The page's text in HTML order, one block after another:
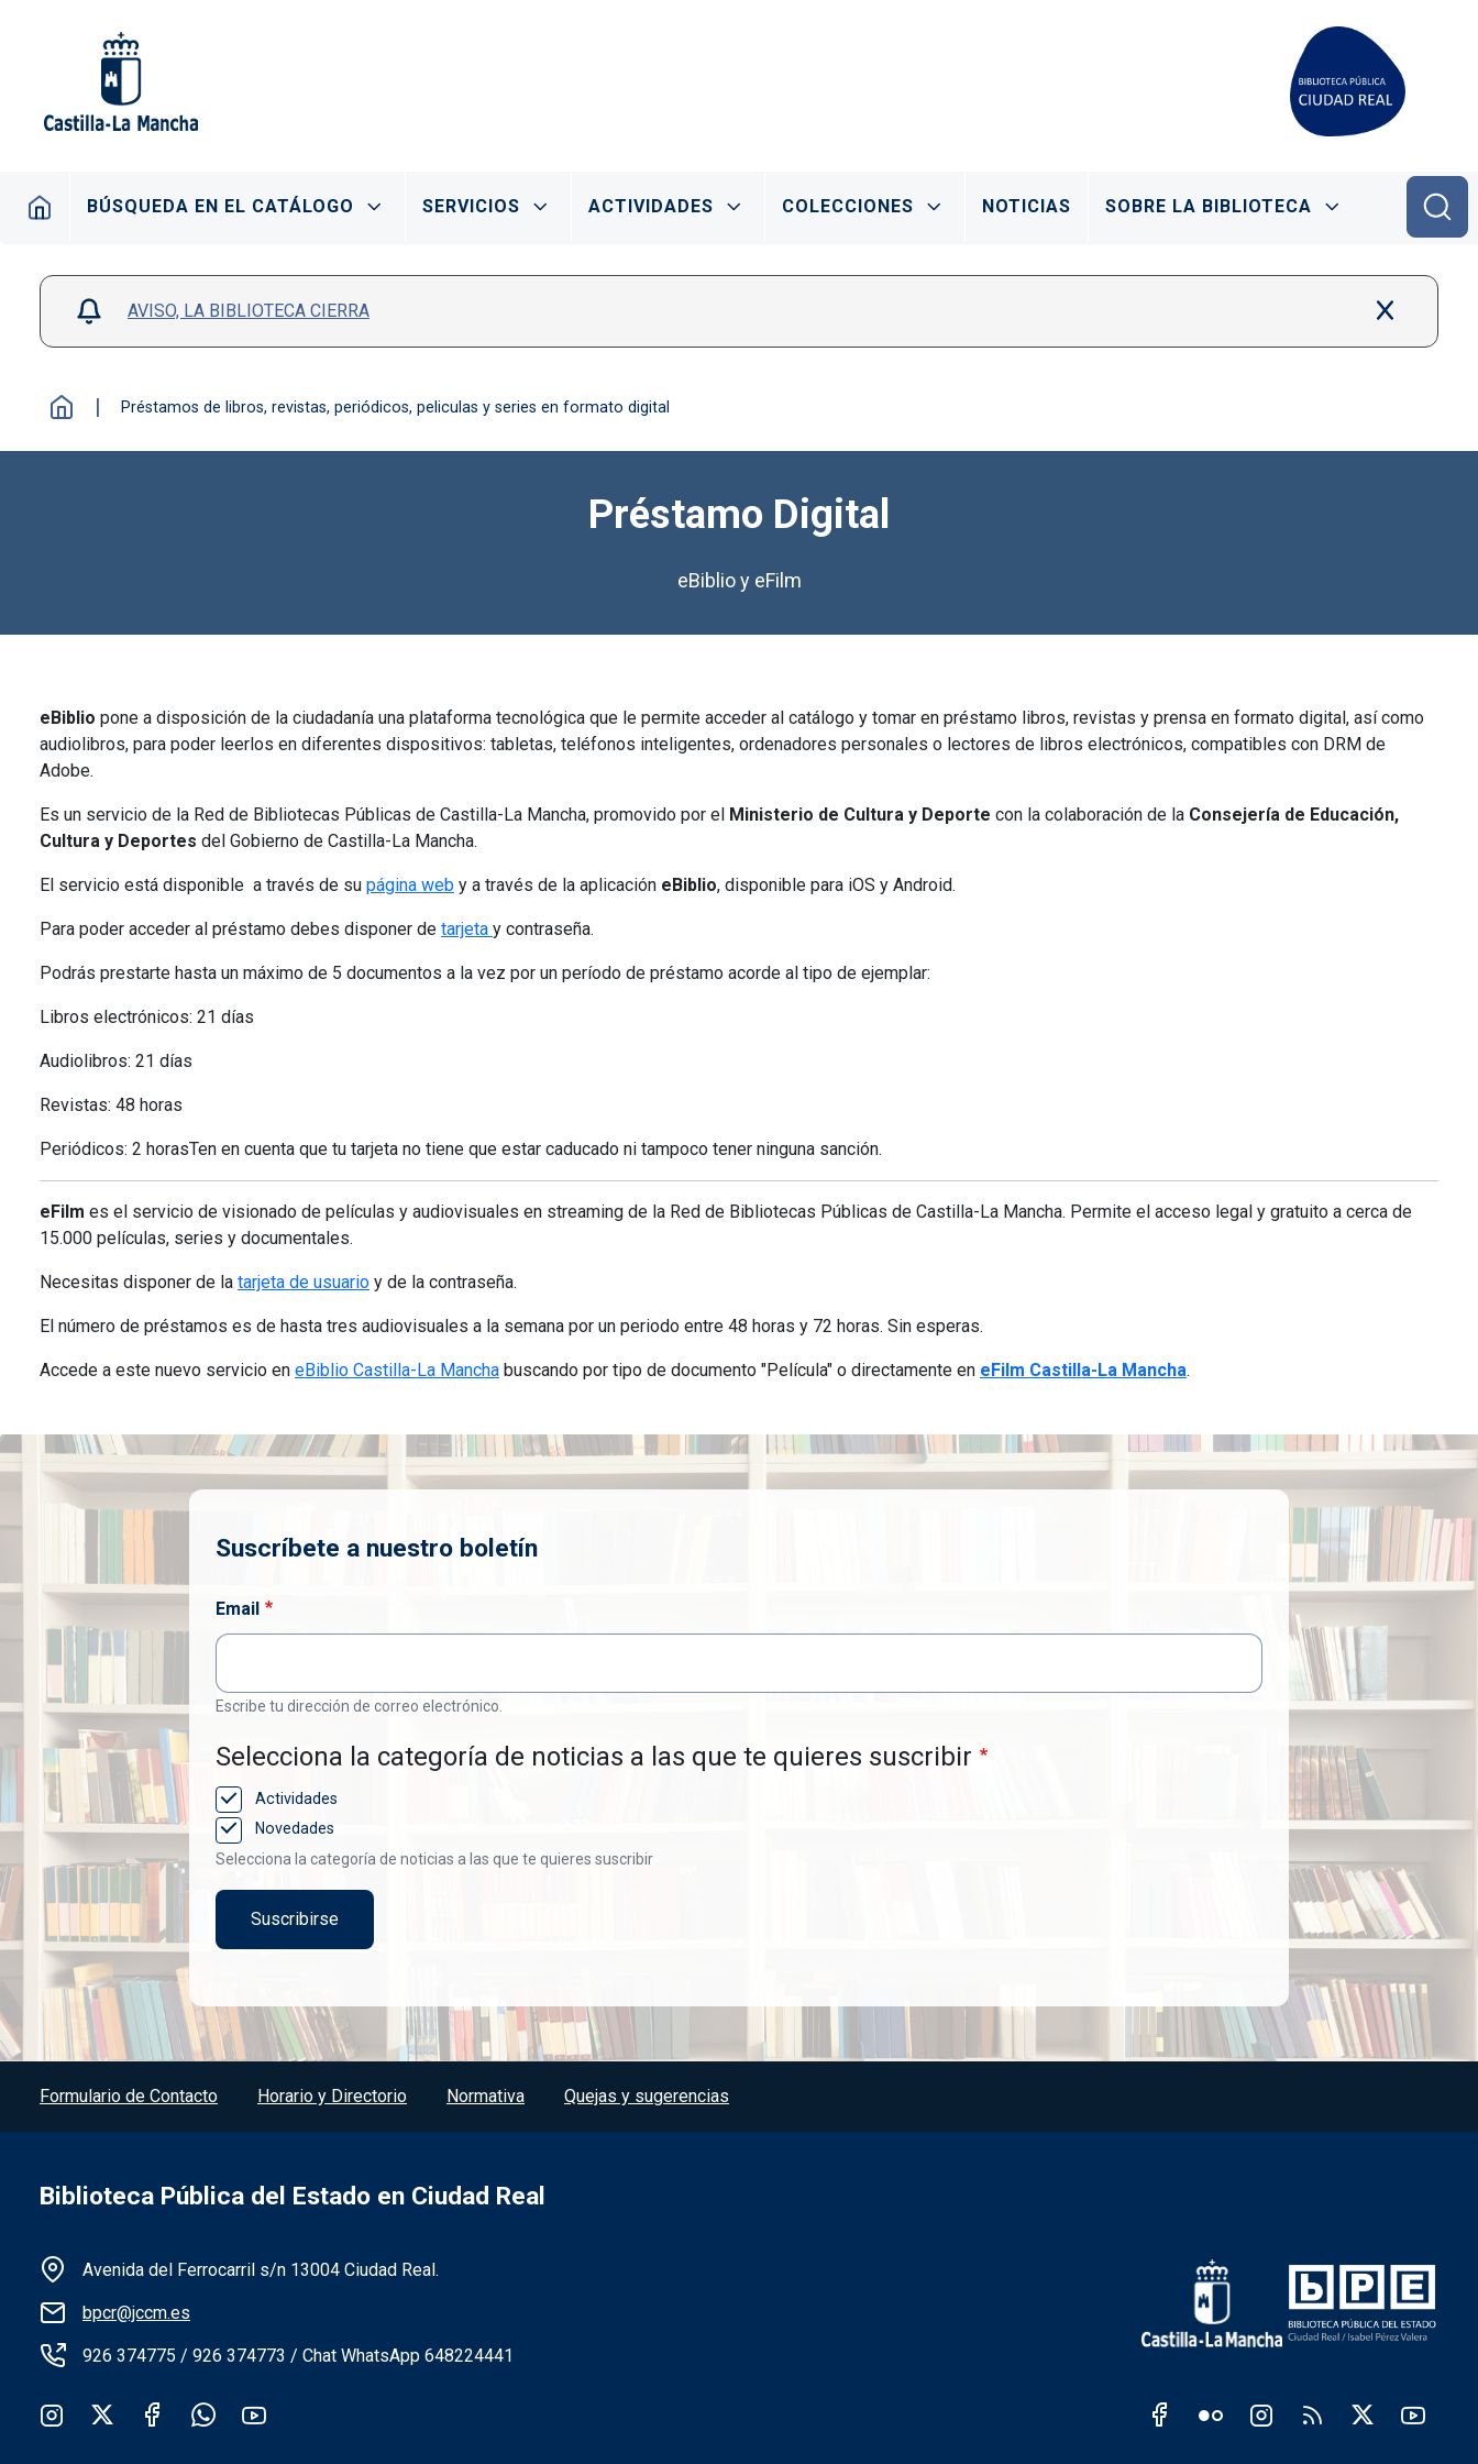
Navegación principal
BÚSQUEDA EN EL CATÁLOGO SERVICIOS ACTIVIDADES COLECCIONES NOTICIAS SOBRE LA BIBLIOTECA
AVISO, LA BIBLIOTECA CIERRA
Préstamos de libros, revistas, periódicos, peliculas y series en formato digital
Préstamo Digital
eBiblio y eFilm
eBiblio pone a disposición de la ciudadanía una plataforma tecnológica que le permite acceder al catálogo y tomar en préstamo libros, revistas y prensa en formato digital, así como
audiolibros, para poder leerlos en diferentes dispositivos: tabletas, teléfonos inteligentes, ordenadores personales o lectores de libros electrónicos, compatibles con DRM de
Adobe.
Es un servicio de la Red de Bibliotecas Públicas de Castilla-La Mancha, promovido por el Ministerio de Cultura y Deporte con la colaboración de la Consejería de Educación,
Cultura y Deportes del Gobierno de Castilla-La Mancha.
El servicio está disponible a través de su página web y a través de la aplicación eBiblio, disponible para iOS y Android.
Para poder acceder al préstamo debes disponer de tarjeta y contraseña.
Podrás prestarte hasta un máximo de 5 documentos a la vez por un período de préstamo acorde al tipo de ejemplar:
Libros electrónicos: 21 días
Audiolibros: 21 días
Revistas: 48 horas
Periódicos: 2 horasTen en cuenta que tu tarjeta no tiene que estar caducado ni tampoco tener ninguna sanción.
eFilm es el servicio de visionado de películas y audiovisuales en streaming de la Red de Bibliotecas Públicas de Castilla-La Mancha. Permite el acceso legal y gratuito a cerca de
15.000 películas, series y documentales.
Necesitas disponer de la tarjeta de usuario y de la contraseña.
El número de préstamos es de hasta tres audiovisuales a la semana por un periodo entre 48 horas y 72 horas. Sin esperas.
Accede a este nuevo servicio en eBiblio Castilla-La Mancha buscando por tipo de documento "Película" o directamente en eFilm Castilla-La Mancha.
Suscríbete a nuestro boletín
Email
Escribe tu dirección de correo electrónico.
Selecciona la categoría de noticias a las que te quieres suscribir
Actividades
Novedades
Selecciona la categoría de noticias a las que te quieres suscribir
Menú del pie
Formulario de Contacto Horario y Directorio Normativa Quejas y sugerencias
Biblioteca Pública del Estado en Ciudad Real
Información de la institución
Avenida del Ferrocarril s/n 13004 Ciudad Real.
bpcr@jccm.es
926 374775 / 926 374773 / Chat WhatsApp 648224441
Redes sociales institución Redes sociales JCCM